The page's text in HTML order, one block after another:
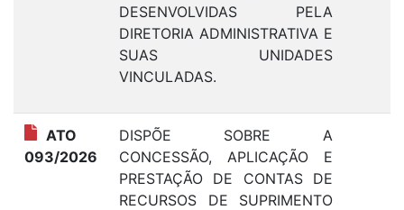
DESENVOLVIDAS PELA
DIRETORIA ADMINISTRATIVA E
SUAS UNIDADES
VINCULADAS.
ATO
093/2026
DISPÕE SOBRE A
CONCESSÃO, APLICAÇÃO E
PRESTAÇÃO DE CONTAS DE
RECURSOS DE SUPRIMENTO